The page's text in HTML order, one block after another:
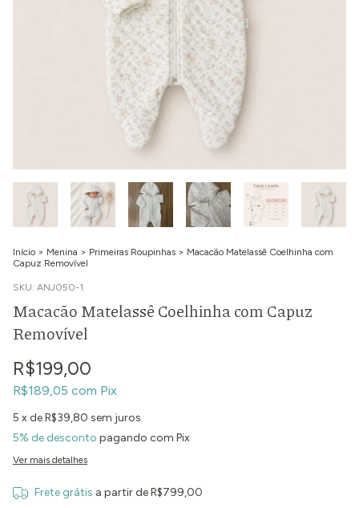
Início > Menina > Primeiras Roupinhas > Macacão Matelassê Coelhinha com
Capuz Removível
SKU: ANJ050-1
Macacão Matelassê Coelhinha com Capuz
Removível
R$199,00
R$189,05 com Pix
5 x deR$39,80 sem juros
5% de desconto pagando com Pix
Ver mais detalhes
Frete grátis a partir deR$799,00